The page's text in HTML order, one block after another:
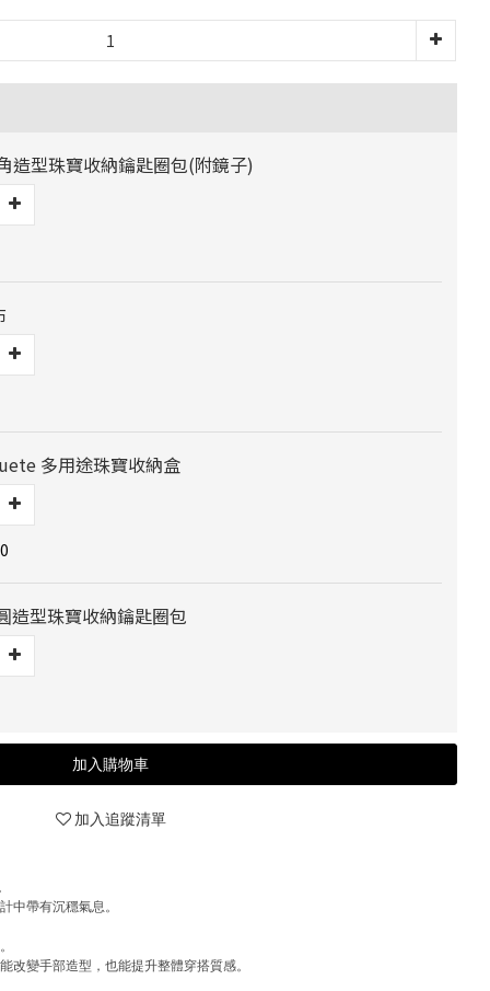
造型珠寶收納鑰匙圈包(附鏡子)
多用途珠寶收納盒
造型珠寶收納鑰匙圈包
加入購物車
加入追蹤清單
中帶有沉穩氣息。
改變手部造型，也能提升整體穿搭質感。